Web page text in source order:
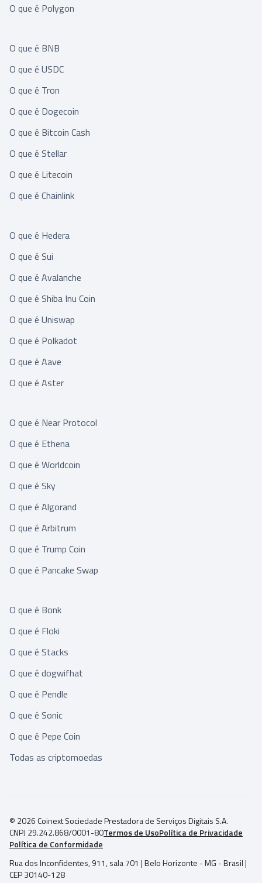
O que é Polygon
O que é BNB
O que é USDC
O que é Tron
O que é Dogecoin
O que é Bitcoin Cash
O que é Stellar
O que é Litecoin
O que é Chainlink
O que é Hedera
O que é Sui
O que é Avalanche
O que é Shiba Inu Coin
O que é Uniswap
O que é Polkadot
O que é Aave
O que é Aster
O que é Near Protocol
O que é Ethena
O que é Worldcoin
O que é Sky
O que é Algorand
O que é Arbitrum
O que é Trump Coin
O que é Pancake Swap
O que é Bonk
O que é Floki
O que é Stacks
O que é dogwifhat
O que é Pendle
O que é Sonic
O que é Pepe Coin
Todas as criptomoedas
© 2026 Coinext Sociedade Prestadora de Serviços Digitais S.A.
CNPJ 29.242.868/0001-80Termos de UsoPolítica de Privacidade
Política de Conformidade
Rua dos Inconfidentes, 911, sala 701 | Belo Horizonte - MG - Brasil |
CEP 30140-128